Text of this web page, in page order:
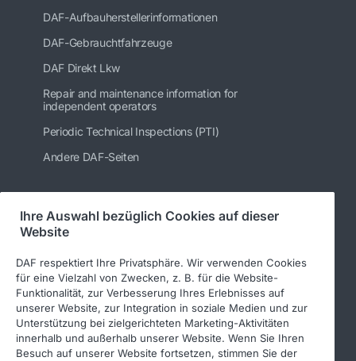
DAF-Aufbauherstellerinformationen
DAF-Gebrauchtfahrzeuge
DAF Direkt Lkw
Repair and maintenance information for
independent operators
Periodic Technical Inspections (PTI)
Andere DAF-Seiten
Folgen Sie uns
Ihre Auswahl bezüglich Cookies auf dieser
Website
DAF respektiert Ihre Privatsphäre. Wir verwenden Cookies
für eine Vielzahl von Zwecken, z. B. für die Website-
Funktionalität, zur Verbesserung Ihres Erlebnisses auf
unserer Website, zur Integration in soziale Medien und zur
Unterstützung bei zielgerichteten Marketing-Aktivitäten
innerhalb und außerhalb unserer Website. Wenn Sie Ihren
Besuch auf unserer Website fortsetzen, stimmen Sie der